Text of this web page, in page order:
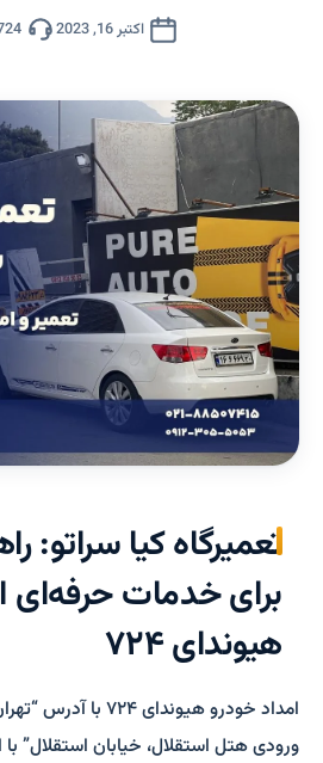
اکتبر 16, 2023
تعمیرگاه کیا سراتو:
برای خدمات حرفه‌ای
هیوندای ۷۲۴
امداد خودرو هیوندای
ورودی هتل استقلال، خیابان استقلال”